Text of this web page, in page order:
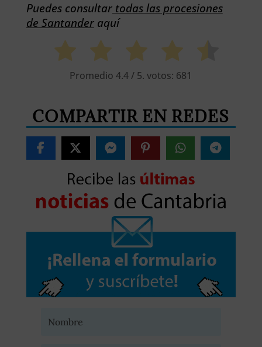
Puedes consultartodas las procesiones
de Santanderaquí
Promedio4.4/ 5. votos: 681
COMPARTIR EN REDES